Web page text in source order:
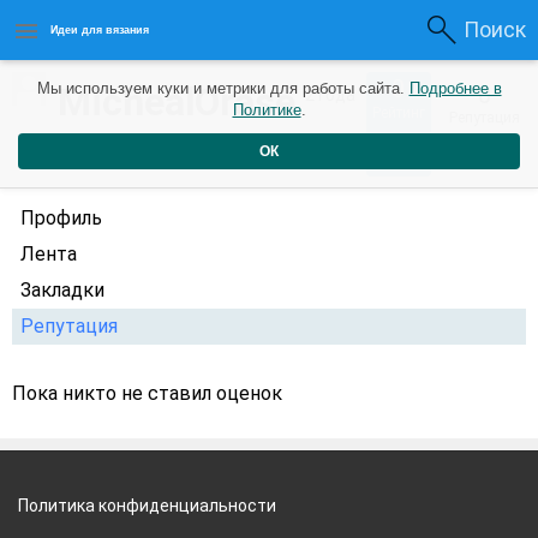
Идеи для вязания Поиск
MichealOrase2 года 0 0
Профиль
Лента
Закладки
Репутация
Пока никто не ставил оценок
Мы используем куки и метрики для работы сайта. Подробнее в
Политике.
ОК
Политика конфиденциальности